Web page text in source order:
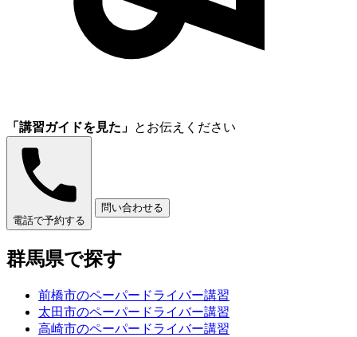
「講習ガイドを見た」 とお伝えください
電話で予約する
問い合わせる
群馬県で探す
前橋市のペーパードライバー講習
太田市のペーパードライバー講習
高崎市のペーパードライバー講習